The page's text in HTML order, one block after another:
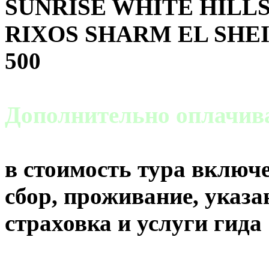
SUNRISE WHITE
RIXOS SHARM EL
500
Дополнительно
в стоимость тура
сбор, проживание,
страховка и услуги гида